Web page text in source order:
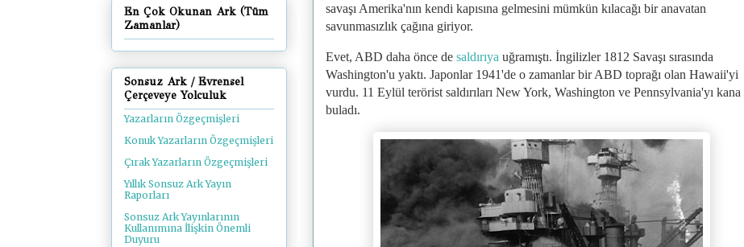
savaşı Amerika'nın kendi kapısına gelmesini mümkün kılacağı bir anavatan
savunmasızlık çağına giriyor.
Evet, ABD daha önce de saldırıya uğramıştı. İngilizler 1812 Savaşı sırasında
Washington'u yaktı. Japonlar 1941'de o zamanlar bir ABD toprağı olan Hawaii'yi
vurdu. 11 Eylül terörist saldırıları New York, Washington ve Pennsylvania'yı kana
buladı.
En Çok Okunan Ark (Tüm
Zamanlar)
Sonsuz Ark / Evrensel
Çerçeveye Yolculuk
Yazarların Özgeçmişleri
Konuk Yazarların Özgeçmişleri
Çırak Yazarların Özgeçmişleri
Yıllık Sonsuz Ark Yayın
Raporları
Sonsuz Ark Yayınlarının
Kullanımına İlişkin Önemli
Duyuru